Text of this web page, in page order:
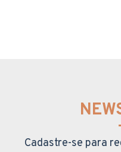
Cadastre-se para